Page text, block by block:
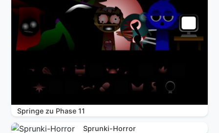
Springe zu Phase 11
Sprunki-Horror